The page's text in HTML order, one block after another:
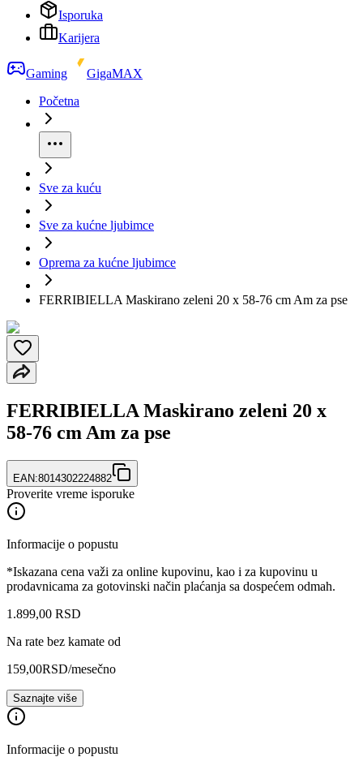
Isporuka
Karijera
Gaming
GigaMAX
Početna
Sve za kuću
Sve za kućne ljubimce
Oprema za kućne ljubimce
FERRIBIELLA Maskirano zeleni 20 x 58-76 cm Am za pse
FERRIBIELLA Maskirano zeleni 20 x
58-76 cm Am za pse
EAN:8014302224882
Proverite vreme isporuke
Informacije o popustu
*Iskazana cena važi za online kupovinu, kao i za kupovinu u
prodavnicama za gotovinski način plaćanja sa dospećem odmah.
1.899,00 RSD
Na rate bez kamate od
159,00RSD/mesečno
Saznajte više
Informacije o popustu